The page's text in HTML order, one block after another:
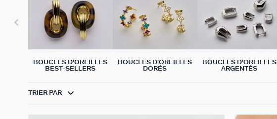
BOUCLES D'OREILLES
BEST-SELLERS
BOUCLES D'OREILLES
DORÉS
BOUCLES D'OREILLES
ARGENTÉS
TRIER PAR